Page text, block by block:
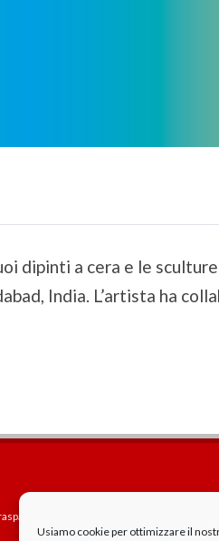
Usiamo cookie per ottimizzare il
dipinti a cera e le
India. L’artista ha